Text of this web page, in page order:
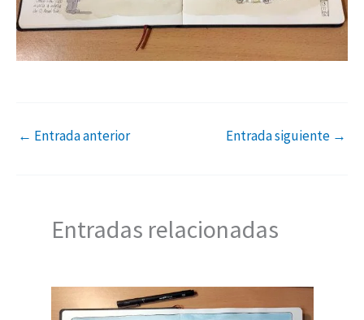
← Entrada anterior Entrada siguiente →
Entradas relacionadas